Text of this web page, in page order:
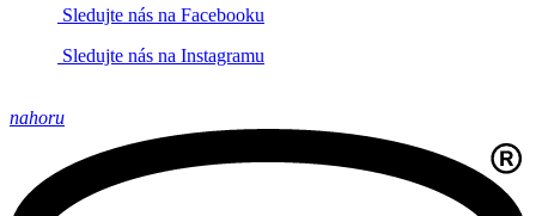
Sledujte nás na Facebooku
Sledujte nás na Instagramu
nahoru